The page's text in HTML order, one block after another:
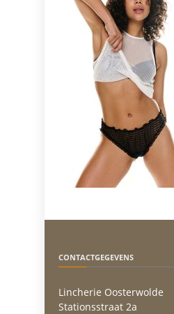
CONTACTGEGEVENS
Lincherie Oosterwolde
Stationsstraat 2a